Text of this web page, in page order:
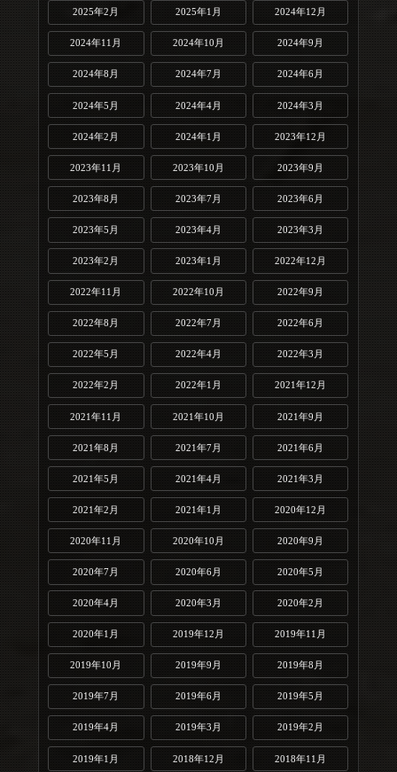
2025年2月 2025年1月 2024年12月
2024年11月 2024年10月 2024年9月
2024年8月 2024年7月 2024年6月
2024年5月 2024年4月 2024年3月
2024年2月 2024年1月 2023年12月
2023年11月 2023年10月 2023年9月
2023年8月 2023年7月 2023年6月
2023年5月 2023年4月 2023年3月
2023年2月 2023年1月 2022年12月
2022年11月 2022年10月 2022年9月
2022年8月 2022年7月 2022年6月
2022年5月 2022年4月 2022年3月
2022年2月 2022年1月 2021年12月
2021年11月 2021年10月 2021年9月
2021年8月 2021年7月 2021年6月
2021年5月 2021年4月 2021年3月
2021年2月 2021年1月 2020年12月
2020年11月 2020年10月 2020年9月
2020年7月 2020年6月 2020年5月
2020年4月 2020年3月 2020年2月
2020年1月 2019年12月 2019年11月
2019年10月 2019年9月 2019年8月
2019年7月 2019年6月 2019年5月
2019年4月 2019年3月 2019年2月
2019年1月 2018年12月 2018年11月